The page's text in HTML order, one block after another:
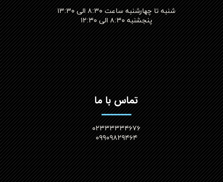
شنبه تا چهارشنبه ساعت ۸:۳۰ الی ۱۳:۳۰
پنجشنبه ۸:۳۰ الی ۱۲:۳۰​​​​​​​
تماس با ما
۰۲۳۳۳۳۳۴۶۷۶
۰۹۹۰۹۸۲۹۴۶۴